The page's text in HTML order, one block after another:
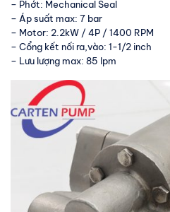
– Phớt: Mechanical Seal
– Áp suất max: 7 bar
– Motor: 2.2kW / 4P / 1400 RPM
– Cổng kết nối ra,vào: 1-1/2 inch
– Lưu lượng max: 85 lpm